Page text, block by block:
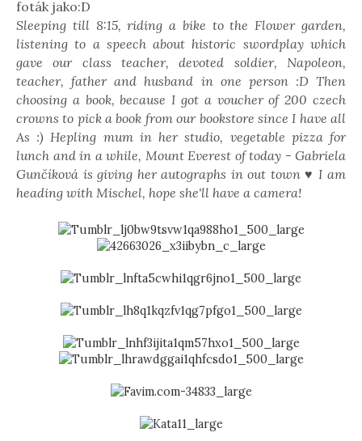
foták jako:D
Sleeping till 8:15, riding a bike to the Flower garden,
listening to a speech about historic swordplay which
gave our class teacher, devoted soldier, Napoleon,
teacher, father and husband in one person :D Then
choosing a book, because I got a voucher of 200 czech
crowns to pick a book from our bookstore since I have all
As :) Hepling mum in her studio, vegetable pizza for
lunch and in a while, Mount Everest of today - Gabriela
Gunčíková is giving her autographs in out town ♥ I am
heading with Mischel, hope she'll have a camera!